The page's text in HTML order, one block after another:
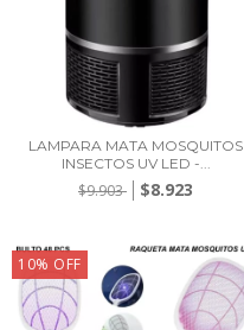
LAMPARA MATA MOSQUITOS
INSECTOS UV LED -...
$9.903 $8.923
10% OFF